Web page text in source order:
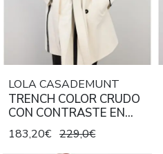
LOLA CASADEMUNT
TRENCH COLOR CRUDO
CON CONTRASTE EN
EFECTO PIEL NEGRO
183,20€ 229,0€